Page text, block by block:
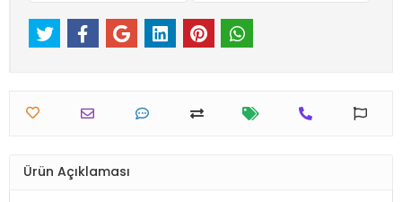
Ürün Açıklaması